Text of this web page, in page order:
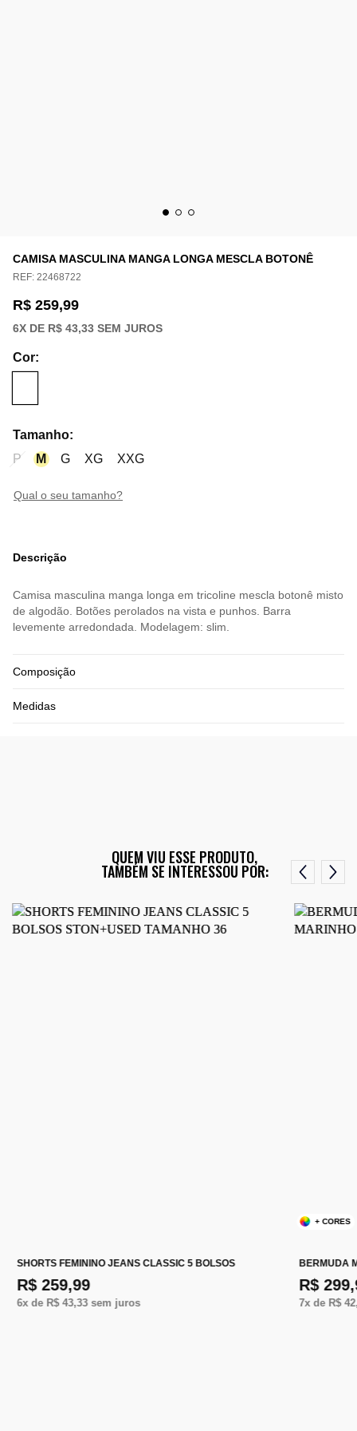
CAMISA MASCULINA MANGA LONGA MESCLA BOTONÊ
REF: 22468722
R$ 259,99
6X DE R$ 43,33 SEM JUROS
Cor:
Tamanho:
P
M G XG XXG
qual o seu tamanho?
Descrição
Camisa masculina manga longa em tricoline mescla botonê misto
de algodão. Botões perolados na vista e punhos. Barra
levemente arredondada. Modelagem: slim.
Composição
Medidas
QUEM VIU ESSE PRODUTO,
TAMBÉM SE INTERESSOU POR:
SHORTS FEMININO JEANS CLASSIC 5 BOLSOS
R$ 259,99
6x de R$ 43,33sem juros
+ CORES
BERMUDA
R$
7x de R$